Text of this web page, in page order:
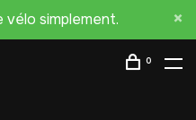
simplement.
0